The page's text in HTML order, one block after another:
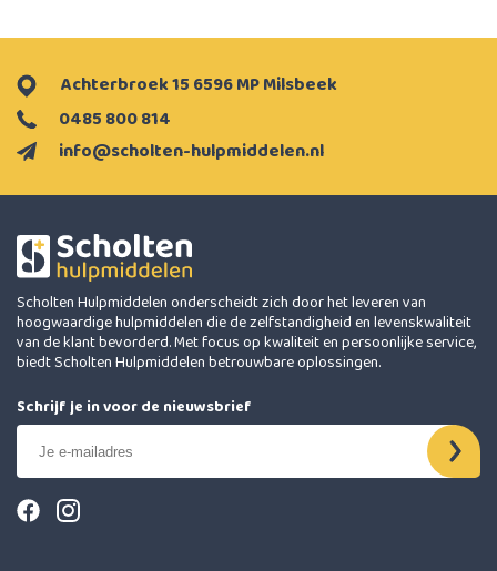
info@scholten-hulpmiddelen.nl
0485 800 814
Achterbroek 15 6596 MP Milsbeek
Scholten Hulpmiddelen onderscheidt zich door het leveren van
hoogwaardige hulpmiddelen die de zelfstandigheid en levenskwaliteit
van de klant bevorderd. Met focus op kwaliteit en persoonlijke service,
biedt Scholten Hulpmiddelen betrouwbare oplossingen.
Schrijf je in voor de nieuwsbrief